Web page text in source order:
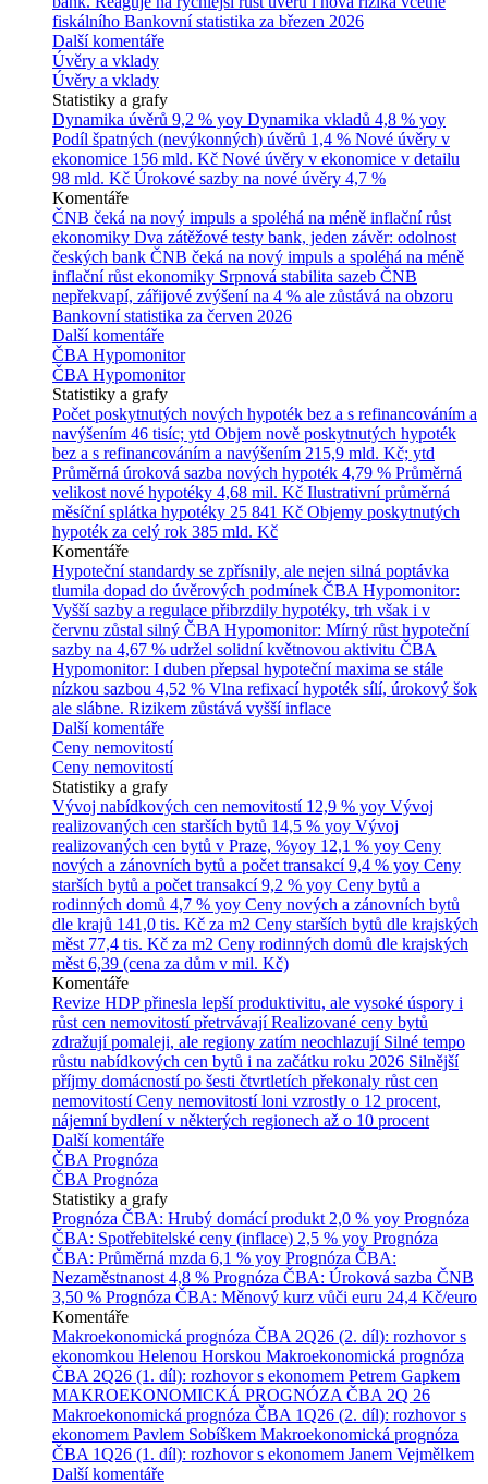
fiskálního Bankovní statistika za březen 2026
Další komentáře
Úvěry a vklady
Úvěry a vklady
Statistiky a grafy
Dynamika úvěrů 9,2 % yoy Dynamika vkladů 4,8 % yoy
Podíl špatných (nevýkonných) úvěrů 1,4 % Nové úvěry v
ekonomice 156 mld. Kč Nové úvěry v ekonomice v detailu
98 mld. Kč Úrokové sazby na nové úvěry 4,7 %
Komentáře
ČNB čeká na nový impuls a spoléhá na méně inflační růst
ekonomiky Dva zátěžové testy bank, jeden závěr: odolnost
českých bank ČNB čeká na nový impuls a spoléhá na méně
inflační růst ekonomiky Srpnová stabilita sazeb ČNB
nepřekvapí, zářijové zvýšení na 4 % ale zůstává na obzoru
Bankovní statistika za červen 2026
Další komentáře
ČBA Hypomonitor
ČBA Hypomonitor
Statistiky a grafy
Počet poskytnutých nových hypoték bez a s refinancováním a
navýšením 46 tisíc; ytd Objem nově poskytnutých hypoték
bez a s refinancováním a navýšením 215,9 mld. Kč; ytd
Průměrná úroková sazba nových hypoték 4,79 % Průměrná
velikost nové hypotéky 4,68 mil. Kč Ilustrativní průměrná
měsíční splátka hypotéky 25 841 Kč Objemy poskytnutých
hypoték za celý rok 385 mld. Kč
Komentáře
Hypoteční standardy se zpřísnily, ale nejen silná poptávka
tlumila dopad do úvěrových podmínek ČBA Hypomonitor:
Vyšší sazby a regulace přibrzdily hypotéky, trh však i v
červnu zůstal silný ČBA Hypomonitor: Mírný růst hypoteční
sazby na 4,67 % udržel solidní květnovou aktivitu ČBA
Hypomonitor: I duben přepsal hypoteční maxima se stále
nízkou sazbou 4,52 % Vlna refixací hypoték sílí, úrokový šok
ale slábne. Rizikem zůstává vyšší inflace
Další komentáře
Ceny nemovitostí
Ceny nemovitostí
Statistiky a grafy
Vývoj nabídkových cen nemovitostí 12,9 % yoy Vývoj
realizovaných cen starších bytů 14,5 % yoy Vývoj
realizovaných cen bytů v Praze, %yoy 12,1 % yoy Ceny
nových a zánovních bytů a počet transakcí 9,4 % yoy Ceny
starších bytů a počet transakcí 9,2 % yoy Ceny bytů a
rodinných domů 4,7 % yoy Ceny nových a zánovních bytů
dle krajů 141,0 tis. Kč za m2 Ceny starších bytů dle krajských
měst 77,4 tis. Kč za m2 Ceny rodinných domů dle krajských
měst 6,39 (cena za dům v mil. Kč)
Komentáře
Revize HDP přinesla lepší produktivitu, ale vysoké úspory i
růst cen nemovitostí přetrvávají Realizované ceny bytů
zdražují pomaleji, ale regiony zatím neochlazují Silné tempo
růstu nabídkových cen bytů i na začátku roku 2026 Silnější
příjmy domácností po šesti čtvrtletích překonaly růst cen
nemovitostí Ceny nemovitostí loni vzrostly o 12 procent,
nájemní bydlení v některých regionech až o 10 procent
Další komentáře
ČBA Prognóza
ČBA Prognóza
Statistiky a grafy
Prognóza ČBA: Hrubý domácí produkt 2,0 % yoy Prognóza
ČBA: Spotřebitelské ceny (inflace) 2,5 % yoy Prognóza
ČBA: Průměrná mzda 6,1 % yoy Prognóza ČBA:
Nezaměstnanost 4,8 % Prognóza ČBA: Úroková sazba ČNB
3,50 % Prognóza ČBA: Měnový kurz vůči euru 24,4 Kč/euro
Komentáře
Makroekonomická prognóza ČBA 2Q26 (2. díl): rozhovor s
ekonomkou Helenou Horskou Makroekonomická prognóza
ČBA 2Q26 (1. díl): rozhovor s ekonomem Petrem Gapkem
MAKROEKONOMICKÁ PROGNÓZA ČBA 2Q 26
Makroekonomická prognóza ČBA 1Q26 (2. díl): rozhovor s
ekonomem Pavlem Sobíškem Makroekonomická prognóza
ČBA 1Q26 (1. díl): rozhovor s ekonomem Janem Vejmělkem
Další komentáře